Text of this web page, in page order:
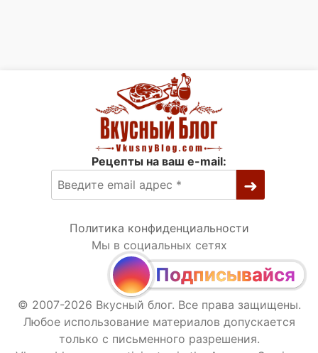
Рецепты на ваш e-mail:
Политика конфиденциальности
Мы в социальных сетях
Подписывайся
© 2007-2026 Вкусный блог. Все права защищены.
Любое использование материалов допускается
только с письменного разрешения.